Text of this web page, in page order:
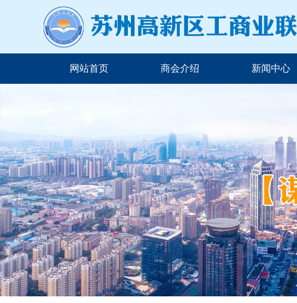
网站首页 商会介绍 新闻中心